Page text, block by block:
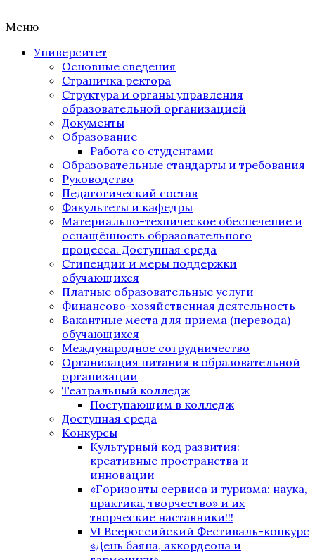
Меню
Университет
Основные сведения
Страничка ректора
Структура и органы управления
образовательной организацией
Документы
Образование
Работа со студентами
Образовательные стандарты и требования
Руководство
Педагогический состав
Факультеты и кафедры
Материально-техническое обеспечение и
оснащённость образовательного
процесса. Доступная среда
Стипендии и меры поддержки
обучающихся
Платные образовательные услуги
Финансово-хозяйственная деятельность
Вакантные места для приема (перевода)
обучающихся
Международное сотрудничество
Организация питания в образовательной
организации
Театральный колледж
Поступающим в колледж
Доступная среда
Конкурсы
Культурный код развития:
креативные пространства и
инновации
«Горизонты сервиса и туризма: наука,
практика, творчество» и их
творческие наставники!!!
VI Всероссийский Фестиваль-конкурс
«День баяна, аккордеона и